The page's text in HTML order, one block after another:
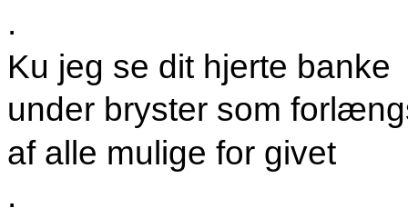
.
Ku jeg se dit hjerte banke
under bryster som
af alle mulige for givet
.